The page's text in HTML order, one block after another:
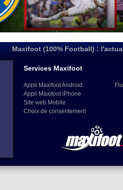
Maxifoot (100% Football) :
Services Maxifoot
Appli Maxifoot Android
Appli Maxifoot iPhone
Site web Mobile
Choix de consentement